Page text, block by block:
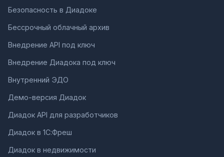
Безопасность в Диадоке
Бессрочный облачный архив
Внедрение API под ключ
Внедрение Диадока под ключ
Внутренний ЭДО
Демо-версия Диадок
Диадок API для разработчиков
Диадок в 1С:Фреш
Диадок в недвижимости